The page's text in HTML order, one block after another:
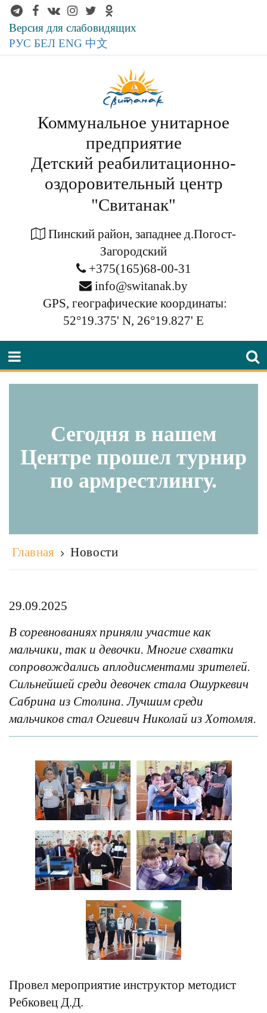
Версия для слабовидящих
РУС БЕЛ ENG 中文
Коммунальное унитарное
предприятие
Детский реабилитационно-
оздоровительный центр
"Свитанак"
Пинский район, западнее д.Погост-
Загородский
+375(165)68-00-31
info@switanak.by
GPS, географические координаты:
52°19.375' N, 26°19.827' E
Сегодня в нашем
Центре прошел турнир
по армрестлингу.
Главная Новости
29.09.2025
В соревнованиях приняли участие как
мальчики, так и девочки. Многие схватки
сопровождались аплодисментами зрителей.
Сильнейшей среди девочек стала Ошуркевич
Сабрина из Столина. Лучшим среди
мальчиков стал Огиевич Николай из Хотомля.
Провел мероприятие инструктор методист
Ребковец Д.Д.